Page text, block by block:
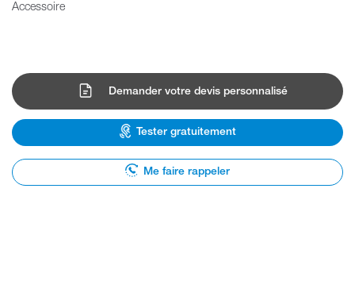
Accessoire
Demander votre devis personnalisé
Tester gratuitement
Me faire rappeler